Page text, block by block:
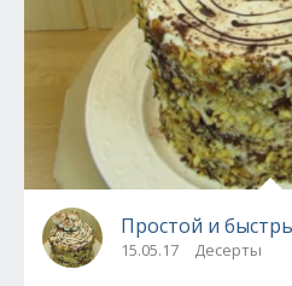
Простой и
15.05.17 Десерты